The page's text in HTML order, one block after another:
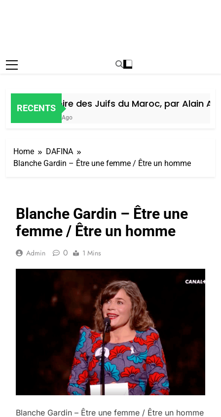
RECENTS
Histoire des Juifs du Maroc, par Alain
6 Jours Ago
Home
DAFINA
Blanche Gardin – Être une femme / Être un homme
Blanche Gardin – Être une
femme / Être un homme
Admin 0 1 Mins
Blanche Gardin – Être une femme / Être un homme